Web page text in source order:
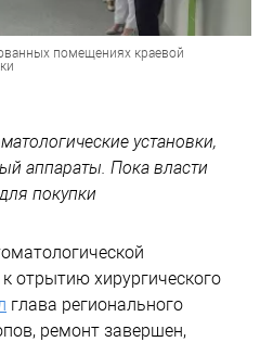
помещениях краевой
установки,
аппараты. Пока власти
покупки
отрытию хирургического
глава регионального
ремонт завершен,